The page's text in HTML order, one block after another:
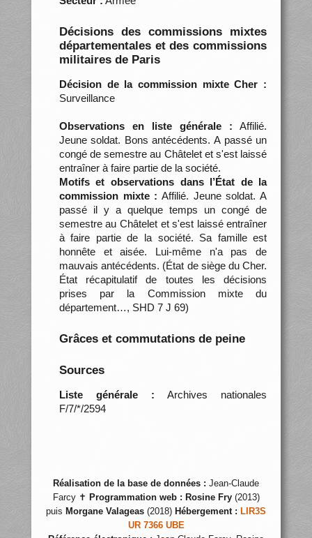
Décisions des commissions mixtes
départementales et des commissions
militaires de Paris
Décision de la commission mixte Cher :
Surveillance
Observations en liste générale : Affilié.
Jeune soldat. Bons antécédents. A passé un
congé de semestre au Châtelet et s'est laissé
entraîner à faire partie de la société.
Motifs et observations dans l’État de la
commission mixte : Affilié. Jeune soldat. A
passé il y a quelque temps un congé de
semestre au Châtelet et s'est laissé entraîner
à faire partie de la société. Sa famille est
honnête et aisée. Lui-même n'a pas de
mauvais antécédents. (État de siège du Cher.
État récapitulatif de toutes les décisions
prises par la Commission mixte du
département…, SHD 7 J 69)
Grâces et commutations de peine
Sources
Liste générale : Archives nationales
F/7/*/2594
Réalisation de la base de données : Jean-Claude
Farcy ✝ Programmation web : Rosine Fry(2013)
puis Morgane Valageas (2018) Hébergement : LIR3S
UR 7366 UBE